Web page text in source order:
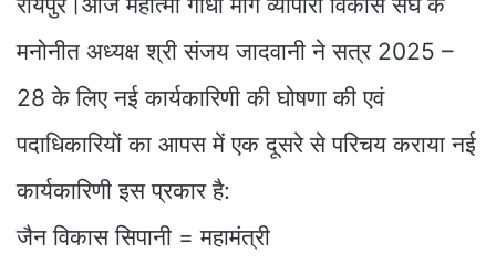
मनोनीत अध्यक्ष श्री संजय जादवानी ने सत्र 2025 –
28 के लिए नई कार्यकारिणी की घोषणा की एवं
पदाधिकारियों का आपस में एक दूसरे से परिचय कराया नई
कार्यकारिणी इस प्रकार है:
जैन विकास सिपानी = महामंत्री